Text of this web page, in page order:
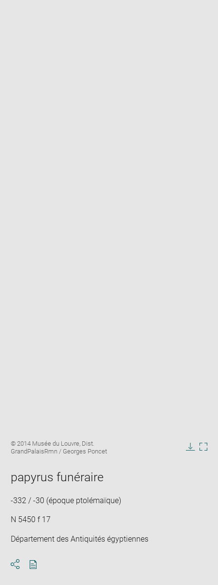
Image
caption:
© 2014 Musée du Louvre, Dist.
GrandPalaisRmn / Georges Poncet
papyrus funéraire
-332 / -30 (époque ptolémaïque)
N 5450 f 17
Département des Antiquités égyptiennes